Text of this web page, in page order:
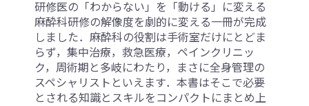
研修医の「わからない」を「動ける」に変える
麻酔科研修の解像度を劇的に変える一冊が完成
しました．麻酔科の役割は手術室だけにとどま
らず，集中治療，救急医療，ペインクリニッ
ク，周術期と多岐にわたり，まさに全身管理の
スペシャリストといえます．本書はそこで必要
とされる知識とスキルをコンパクトにまとめ上